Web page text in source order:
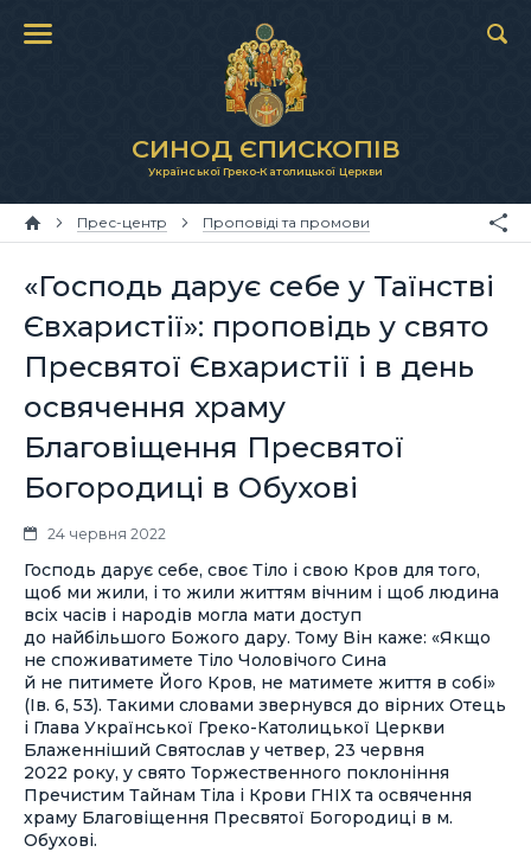
СИНОД ЄПИСКОПІВ
Української Греко-Католицької Церкви
Прес-центр Проповіді та промови
«Господь дарує себе у Таїнстві
Євхаристії»: проповідь у свято
Пресвятої Євхаристії і в день
освячення храму
Благовіщення Пресвятої
Богородиці в Обухові
24 червня 2022
Господь дарує себе, своє Тіло і свою Кров для того,
щоб ми жили, і то жили життям вічним і щоб людина
всіх часів і народів могла мати доступ
до найбільшого Божого дару. Тому Він каже: «Якщо
не споживатимете Тіло Чоловічого Сина
й не питимете Його Кров, не матимете життя в собі»
(Ів. 6, 53). Такими словами звернувся до вірних Отець
і Глава Української Греко-Католицької Церкви
Блаженніший Святослав у четвер, 23 червня
2022 року, у свято Торжественного поклоніння
Пречистим Тайнам Тіла і Крови ГНІХ та освячення
храму Благовіщення Пресвятої Богородиці в м.
Обухові.